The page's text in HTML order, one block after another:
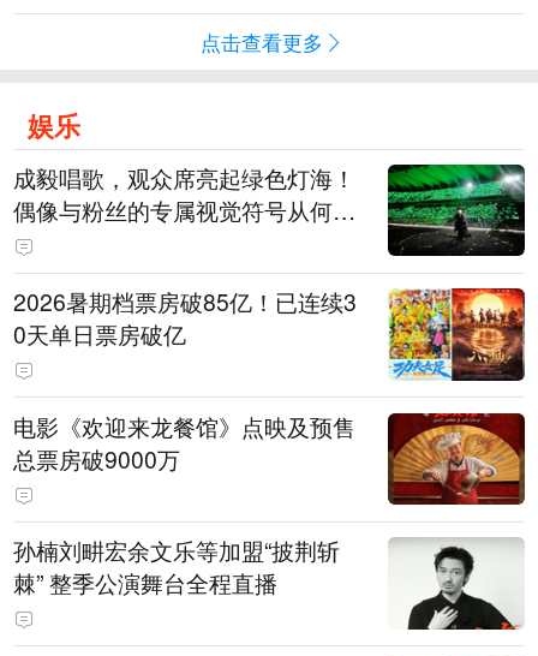
点击查看更多
娱乐
成毅唱歌，观众席亮起绿色灯海！
偶像与粉丝的专属视觉符号从何而
来
2026暑期档票房破85亿！已连续3
0天单日票房破亿
电影《欢迎来龙餐馆》点映及预售
总票房破9000万
孙楠刘畊宏余文乐等加盟“披荆斩
棘” 整季公演舞台全程直播